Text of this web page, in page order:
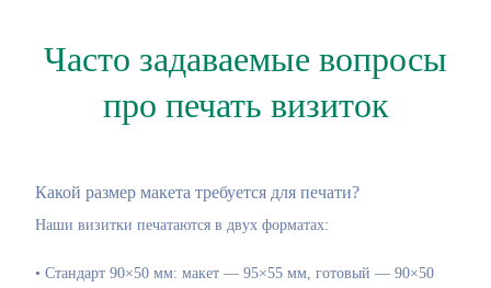
Часто задаваемые вопросы
про печать визиток
Какой размер макета требуется для печати?
Наши визитки печатаются в двух форматах:
• Стандарт 90×50 мм: макет — 95×55 мм, готовый — 90×50